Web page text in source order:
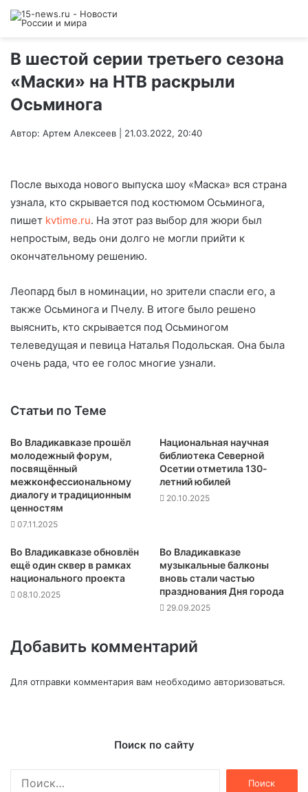
В шестой серии третьего сезона
«Маски» на НТВ раскрыли
Осьминога
Автор: Артем Алексеев | 21.03.2022, 20:40
После выхода нового выпуска шоу «Маска» вся страна
узнала, кто скрывается под костюмом Осьминога,
пишет kvtime.ru. На этот раз выбор для жюри был
непростым, ведь они долго не могли прийти к
окончательному решению.
Леопард был в номинации, но зрители спасли его, а
также Осьминога и Пчелу. В итоге было решено
выяснить, кто скрывается под Осьминогом
телеведущая и певица Наталья Подольская. Она была
очень рада, что ее голос многие узнали.
Статьи по Теме
Во Владикавказе прошёл
молодежный форум,
посвящённый
межконфессиональному
диалогу и традиционным
ценностям
07.11.2025
Национальная научная
библиотека Северной
Осетии отметила 130-
летний юбилей
20.10.2025
Во Владикавказе обновлён
ещё один сквер в рамках
национального проекта
08.10.2025
Во Владикавказе
музыкальные балконы
вновь стали частью
празднования Дня города
29.09.2025
Добавить комментарий
Для отправки комментария вам необходимо авторизоваться.
Поиск по сайту